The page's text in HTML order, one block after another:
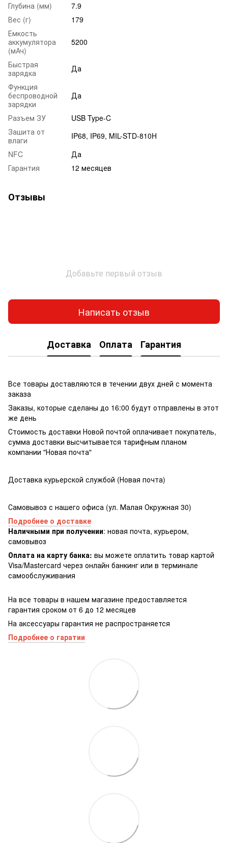
Глубина (мм)
7.9
Вес (г)
179
Емкость
аккумулятора
(мАч)
5200
Быстрая
зарядка
Да
Функция
беспроводной
зарядки
Да
Разъем ЗУ
USB Type-C
Зашита от
влаги
IP68, IP69, MIL-STD-810H
NFC
Да
Гарантия
12 месяцев
Отзывы
Добавьте первый отзыв
Написать отзыв
Доставка Оплата Гарантия
Все товары доставляются в течении двух дней с момента
заказа
Заказы, которые сделаны до 16:00 будут отправлены в этот
же день
Стоимость доставки Новой почтой оплачивает покупатель,
сумма доставки высчитывается тарифным планом
компании "Новая почта"
Доставка курьерской службой (Новая почта)
Самовывоз с нашего офиса (ул. Малая Окружная 30)
Подробнее о доставке
Наличными при получении: новая почта, курьером,
самовывоз
Оплата на карту банка: вы можете оплатить товар картой
Visa/Masterсard через онлайн банкинг или в терминале
самообслуживания
На все товары в нашем магазине предоставляется
гарантия сроком от 6 до 12 месяцев
На аксессуары гарантия не распространяется
Подробнее о гаратии